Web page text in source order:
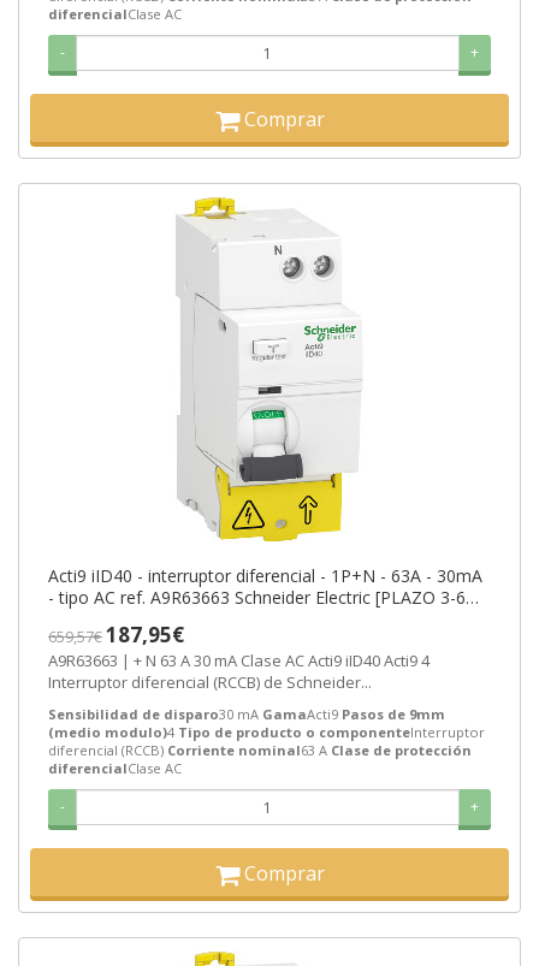
diferencialClase AC
- +
Comprar
Acti9 iID40 - interruptor diferencial - 1P+N - 63A - 30mA
- tipo AC ref. A9R63663 Schneider Electric [PLAZO 3-6
659,57€187,95€
A9R63663 | + N 63 A 30 mA Clase AC Acti9 iID40 Acti9 4
Interruptor diferencial (RCCB) de Schneider...
Sensibilidad de disparo30 mA GamaActi9 Pasos de 9mm
(medio modulo)4 Tipo de producto o componenteInterruptor
diferencial (RCCB) Corriente nominal63 A Clase de protección
diferencialClase AC
- +
Comprar